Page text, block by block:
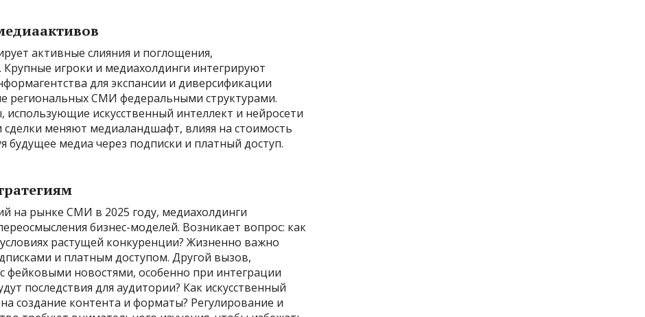
активные слияния и поглощения,
игроки и медиахолдинги интегрируют
для экспансии и диверсификации
региональных СМИ федеральными структурами.
искусственный интеллект и нейросети
меняют медиаландшафт, влияя на стоимость
медиа через подписки и платный доступ.
на рынке СМИ в 2025 году, медиахолдинги
бизнес-моделей. Возникает вопрос: как
растущей конкуренции? Жизненно важно
и платным доступом. Другой вызов,
фейковыми новостями, особенно при интеграции
последствия для аудитории? Как искусственный
создание контента и форматы? Регулирование и